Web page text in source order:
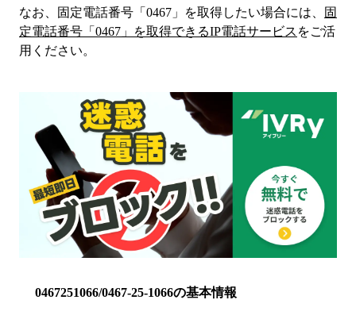
なお、固定電話番号「 0467 」を取得したい場合には、
固
定電話番号「 0467 」を取得できるIP電話サービス をご活
用ください。
0467251066/0467-25-1066の基本情報